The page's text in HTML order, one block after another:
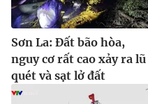
Sơn La: Đất bão hòa,
nguy cơ rất cao xảy ra lũ
quét và sạt lở đất